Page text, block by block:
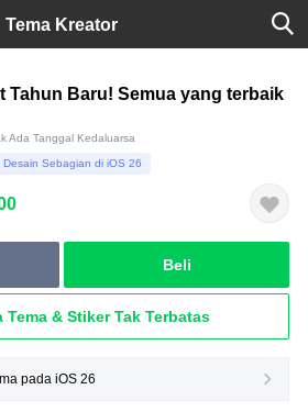
Tema Kreator
Tahun Baru! Semua yang terbaik
Ada Tanggal Kedaluarsa
Desain Sebagian di iOS 26
Beli
Tema & Stiker Tak Terbatas
pada iOS 26